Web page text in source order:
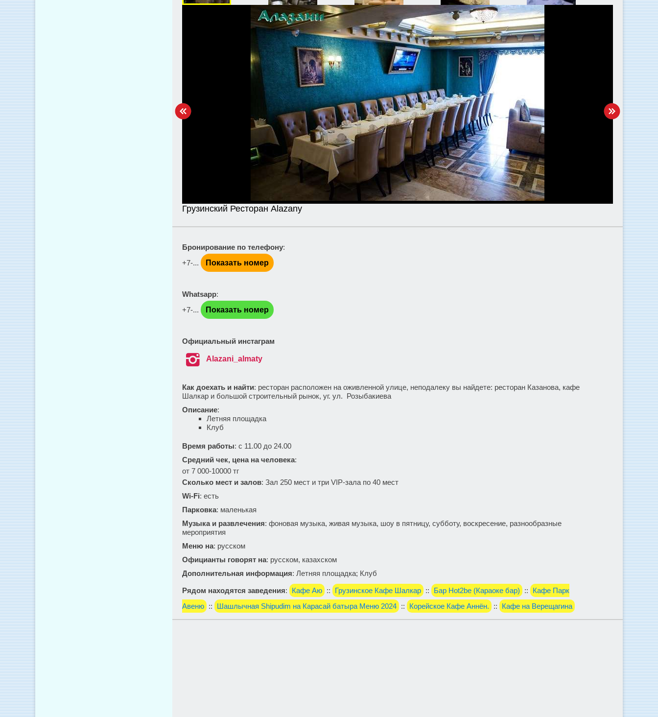
Грузинский Ресторан Alazany
Бронирование по телефону:
+7-...
Показать номер
Whatsapp:
+7-...
Показать номер
Официальный инстаграм
 Alazani_almaty
Как доехать и найти: ресторан расположен на оживленной улице, неподалеку вы найдете: ресторан Казанова, кафе
Шалкар и большой строительный рынок, уг. ул. Розыбакиева
Описание:
Летняя площадка
Клуб
Время работы: с 11.00 до 24.00
Средний чек, цена на человека:
от 7 000-10000 тг
Сколько мест и залов: Зал 250 мест и три VIP-зала по 40 мест
Wi-Fi: есть
Парковка: маленькая
Музыка и развлечения: фоновая музыка, живая музыка, шоу в пятницу, субботу, воскресение, разнообразные
мероприятия
Меню на: русском
Официанты говорят на: русском, казахском
Дополнительная информация: Летняя площадка; Клуб
Рядом находятся заведения: Кафе Аю :: Грузинское Кафе Шалкар :: Бар Hot2be (Караоке бар) ::
Кафе Парк
Авеню :: Шашлычная Shipudim на Карасай батыра Меню 2024 :: Корейское Кафе Аннён. :: Кафе на Верещагина